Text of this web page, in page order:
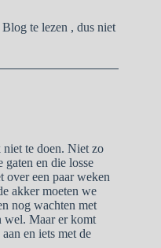
te lezen , dus niet
te doen. Niet zo
gaten en die losse
over een paar weken
akker moeten we
nog wachten met
wel. Maar er komt
en iets met de